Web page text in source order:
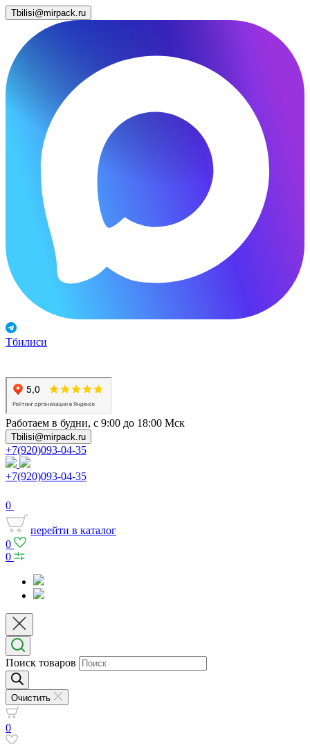
Tbilisi@mirpack.ru
Тбилиси
Работаем в будни, с 9:00 до 18:00 Мск
Tbilisi@mirpack.ru
+7(920)093-04-35
+7(920)093-04-35
0
перейти в каталог
0
0
Поиск товаров
Очистить
0